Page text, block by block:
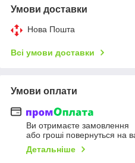
Умови доставки
Нова Пошта
Всі умови доставки
Умови оплати
Ви отримаєте замовлення
або гроші повернуться на
Детальніше